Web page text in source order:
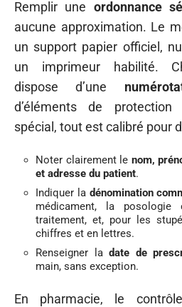
Remplir une ordonnance
aucune approximation. Le
un support papier officiel,
un imprimeur habilité.
dispose d’une
d’éléments de
spécial, tout est calibré pour
Noter clairement le nom,
et adresse du patient.
Indiquer la dénomination
médicament, la
traitement, et, pour les
chiffres et en lettres.
Renseigner la date de
main, sans exception.
En pharmacie, le